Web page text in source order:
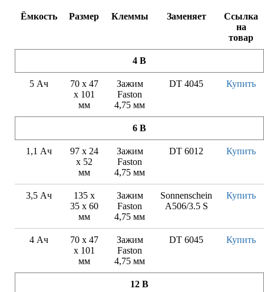
Ёмкость Размер Клеммы Заменяет
Ссылка
на
товар
4 В
5 Ач
70 х 47
х 101
мм
Зажим
Faston
4,75 мм
DT 4045 Купить
6 В
1,1 Ач
97 x 24
x 52
мм
Зажим
Faston
4,75 мм
DT 6012 Купить
3,5 Ач
135 x
35 x 60
мм
Зажим
Faston
4,75 мм
Sonnenschein
A506/3.5 S
Купить
4 Ач
70 x 47
x 101
мм
Зажим
Faston
4,75 мм
DT 6045 Купить
12 В